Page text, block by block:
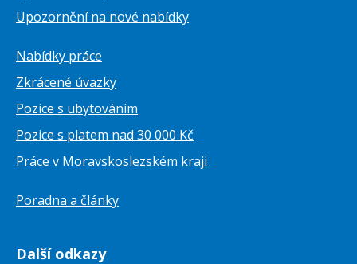
Upozornění na nové nabídky
Nabídky práce
Zkrácené úvazky
Pozice s ubytováním
Pozice s platem nad 30 000 Kč
Práce v Moravskoslezském kraji
Poradna a články
Další odkazy